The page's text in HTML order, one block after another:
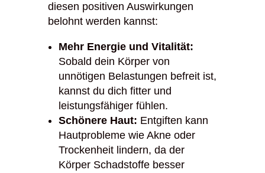
diesen positiven Auswirkungen
belohnt werden kannst:
Mehr Energie und Vitalität:
Sobald dein Körper von
unnötigen Belastungen befreit ist,
kannst du dich fitter und
leistungsfähiger fühlen.
Schönere Haut: Entgiften kann
Hautprobleme wie Akne oder
Trockenheit lindern, da der
Körper Schadstoffe besser